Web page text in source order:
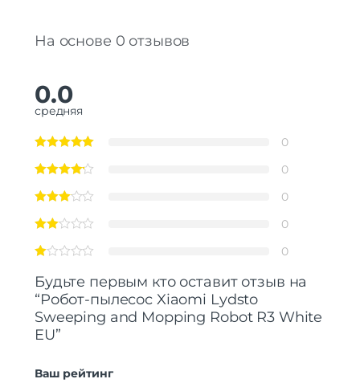
На основе 0 отзывов
0.0
средняя
0
0
0
0
0
Будьте первым кто оставит отзыв на
“Робот-пылесос Xiaomi Lydsto
Sweeping and Mopping Robot R3 White
EU”
Ваш рейтинг